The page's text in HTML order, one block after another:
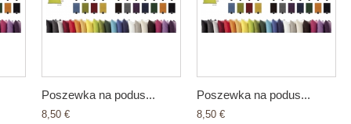
Poszewka na podus...
8,50 €
Poszewka na podus...
8,50 €